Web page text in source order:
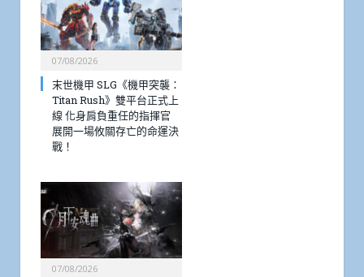
07/08/2026
末世機甲 SLG《機甲突襲：
Titan Rush》雙平台正式上
線 化身肩負重任的指揮官
展開一場攸關存亡的命運決
戰！
07/08/2026